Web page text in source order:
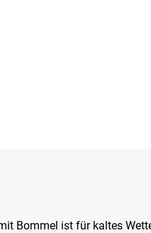
Bommel ist für kaltes